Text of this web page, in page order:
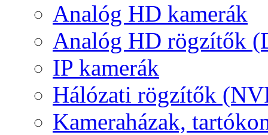
Analóg HD kamerák
Analóg HD rögzítők
IP kamerák
Hálózati rögzítők
Kameraházak,